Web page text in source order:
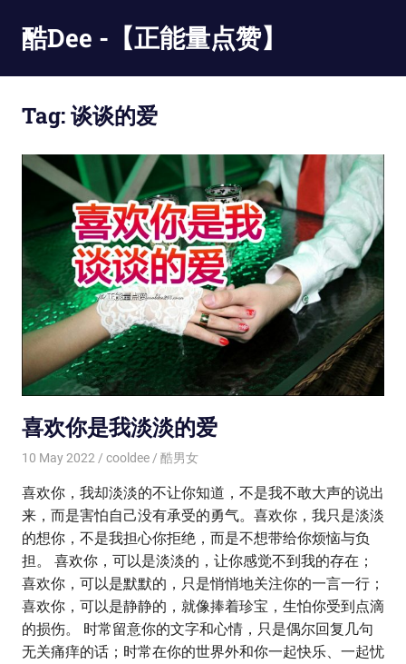
content
酷Dee -【正能量点赞】
最
有
Tag:谈谈的爱
喜欢你是我淡淡的爱
10 May 2022 cooldee 酷男女
喜欢你，我却淡淡的不让你知道，不是我不敢大声的说出
来，而是害怕自己没有承受的勇气。喜欢你，我只是淡淡
的想你，不是我担心你拒绝，而是不想带给你烦恼与负
担。 喜欢你，可以是淡淡的，让你感觉不到我的存在；
喜欢你，可以是默默的，只是悄悄地关注你的一言一行；
喜欢你，可以是静静的，就像捧着珍宝，生怕你受到点滴
的损伤。 时常留意你的文字和心情，只是偶尔回复几句
无关痛痒的话；时常在你的世界外和你一起快乐、一起忧